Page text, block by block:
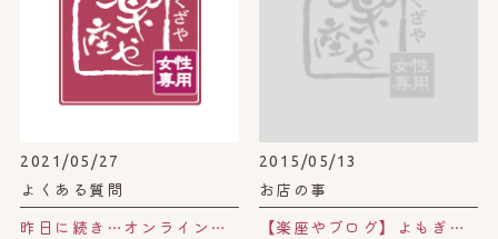
2021/05/27
よくある質問
昨日に続き…オンラインショップのよもぎ葉と漢方の使い方について。
2015/05/13
お店の事
【楽座やブログ】よもぎ茶のココがスゴい！！